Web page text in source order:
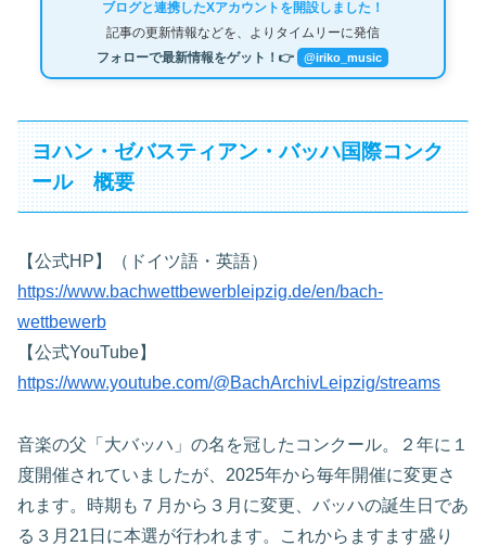
ブログと連携したXアカウントを開設しました！
記事の更新情報などを、よりタイムリーに発信
フォローで最新情報をゲット！👉 @iriko_music
ヨハン・ゼバスティアン・バッハ国際コンク
ール 概要
【公式HP】（ドイツ語・英語）
https://www.bachwettbewerbleipzig.de/en/bach-
wettbewerb
【公式YouTube】
https://www.youtube.com/@BachArchivLeipzig/streams
音楽の父「大バッハ」の名を冠したコンクール。２年に１
度開催されていましたが、2025年から毎年開催に変更さ
れます。時期も７月から３月に変更、バッハの誕生日であ
る３月21日に本選が行われます。これからますます盛り